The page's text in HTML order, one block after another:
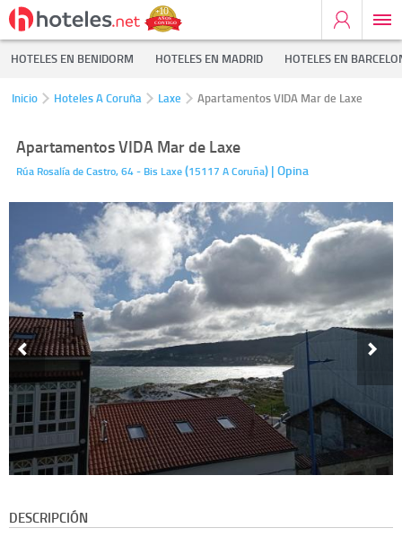
HOTELES EN BENIDORM HOTELES EN MADRID HOTELES EN
Inicio Hoteles A Coruña Laxe Apartamentos VIDA Mar de Laxe
Apartamentos VIDA Mar de Laxe
Rúa Rosalía de Castro, 64 - Bis Laxe(15117 A Coruña) | Opina
DESCRIPCIÓN